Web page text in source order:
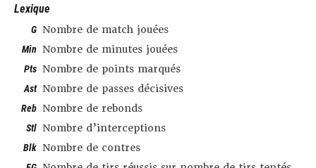
Lexique
G Nombre de match jouées
Min Nombre de minutes jouées
Pts Nombre de points marqués
Ast Nombre de passes décisives
Reb Nombre de rebonds
Stl Nombre d’interceptions
Blk Nombre de contres